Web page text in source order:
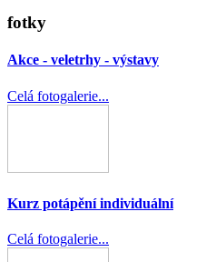
fotky
Akce - veletrhy - výstavy
Celá fotogalerie...
Kurz potápění individuální
Celá fotogalerie...